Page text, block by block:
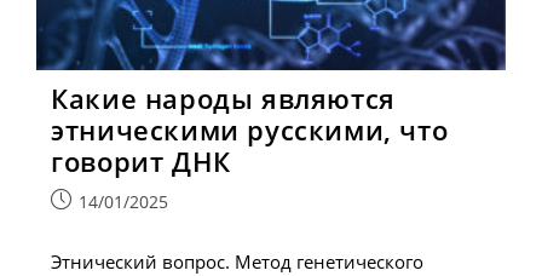
Какие народы являются
этническими русскими, что
говорит ДНК
Запись14/01/2025
Этнический вопрос. Метод генетического